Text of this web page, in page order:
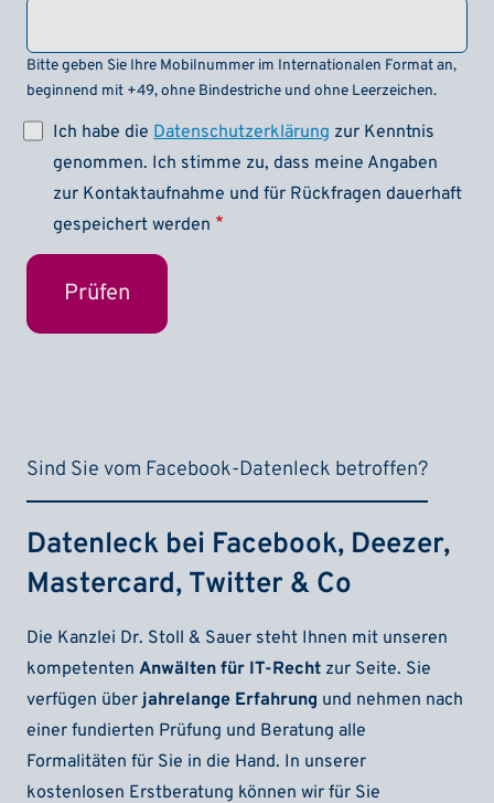
Bitte geben Sie Ihre Mobilnummer im Internationalen Format an,
beginnend mit +49, ohne Bindestriche und ohne Leerzeichen.
Ich habe die Datenschutzerklärung zur Kenntnis
genommen. Ich stimme zu, dass meine Angaben
zur Kontaktaufnahme und für Rückfragen dauerhaft
gespeichert werden
Sind Sie vom Facebook-Datenleck betroffen?
Datenleck bei Facebook, Deezer,
Mastercard, Twitter & Co
Die Kanzlei Dr. Stoll & Sauer steht Ihnen mit unseren
kompetentenAnwälten für IT-Recht zur Seite. Sie
verfügen über jahrelange Erfahrung und nehmen nach
einer fundierten Prüfung und Beratung alle
Formalitäten für Sie in die Hand. In unserer
kostenlosen Erstberatung können wir für Sie